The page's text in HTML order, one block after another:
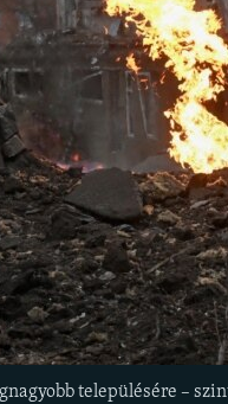
településére –